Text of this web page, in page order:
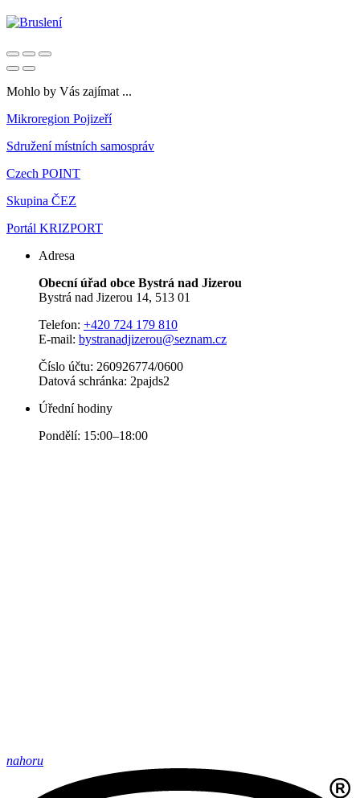
Mohlo by Vás zajímat ...
Mikroregion Pojizeří
Sdružení místních samospráv
Czech POINT
Skupina ČEZ
Portál KRIZPORT
Adresa
Obecní úřad obce Bystrá nad Jizerou
Bystrá nad Jizerou 14, 513 01
Telefon: +420 724 179 810
E-mail: bystranadjizerou@seznam.cz
Číslo účtu: 260926774/0600
Datová schránka: 2pajds2
Úřední hodiny
Pondělí: 15:00–18:00
nahoru